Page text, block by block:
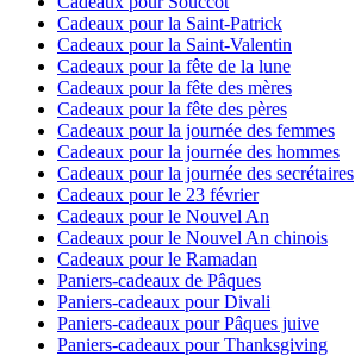
Cadeaux pour la Saint-Patrick
Cadeaux pour la Saint-Valentin
Cadeaux pour la fête de la lune
Cadeaux pour la fête des mères
Cadeaux pour la fête des pères
Cadeaux pour la journée des femmes
Cadeaux pour la journée des hommes
Cadeaux pour la journée des secrétaires
Cadeaux pour le 23 février
Cadeaux pour le Nouvel An
Cadeaux pour le Nouvel An chinois
Cadeaux pour le Ramadan
Paniers-cadeaux de Pâques
Paniers-cadeaux pour Divali
Paniers-cadeaux pour Pâques juive
Paniers-cadeaux pour Thanksgiving